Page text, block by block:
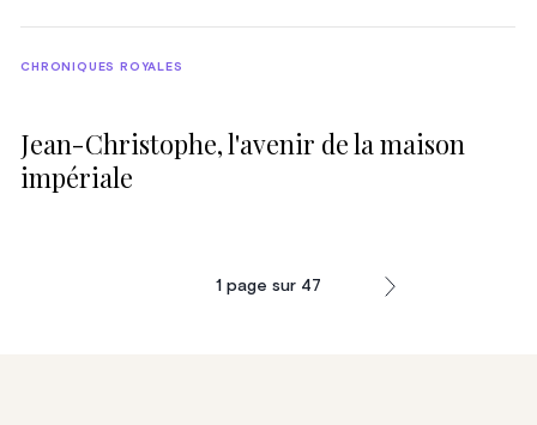
Jean-Christophe, l'avenir de la maison
impériale
CHRONIQUES ROYALES
1 page sur 47